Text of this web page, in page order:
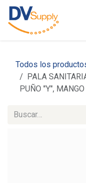
Ir al contenido
Todos los
PALA
PUÑO "Y",